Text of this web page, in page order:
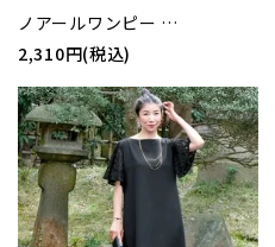
ノアールワンピー …
2,310円(税込)